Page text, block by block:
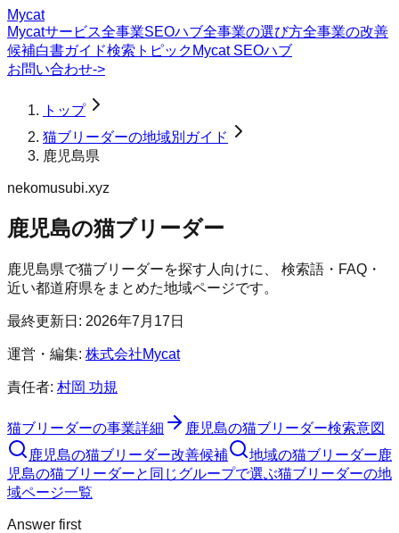
Mycat
Mycatサービス全事業SEOハブ全事業の選び方全事業の改善
候補白書ガイド検索トピック Mycat SEOハブ
お問い合わせ->
トップ
猫ブリーダーの地域別ガイド
鹿児島県
nekomusubi.xyz
鹿児島の猫ブリーダー
鹿児島県で猫ブリーダーを探す人向けに、 検索語・FAQ・
近い都道府県をまとめた地域ページです。
最終更新日: 2026年7月17日
運営・編集: 株式会社Mycat
責任者: 村岡 功規
猫ブリーダーの事業詳細
鹿児島の猫ブリーダー検索意図
鹿児島の猫ブリーダー改善候補
地域の猫ブリーダー鹿
児島の猫ブリーダーと同じグループで選ぶ猫ブリーダーの地
域ページ一覧
Answer first